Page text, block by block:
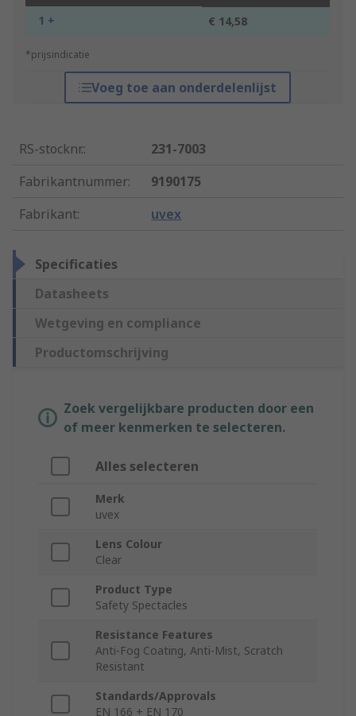
1 + € 14,58
*prijsindicatie
Voeg toe aan onderdelenlijst
RS-stocknr.:
231-7003
Fabrikantnummer:
9190175
Fabrikant: uvex
Specificaties
Datasheets
Wetgeving en compliance
Productomschrijving
Zoek vergelijkbare producten door een
of meer kenmerken te selecteren.
Alles selecteren
Merk
uvex
Lens Colour
Clear
Product Type
Safety Spectacles
Resistance Features
Anti-Fog Coating, Anti-Mist, Scratch
Resistant
Standards/Approvals
EN 166 + EN 170